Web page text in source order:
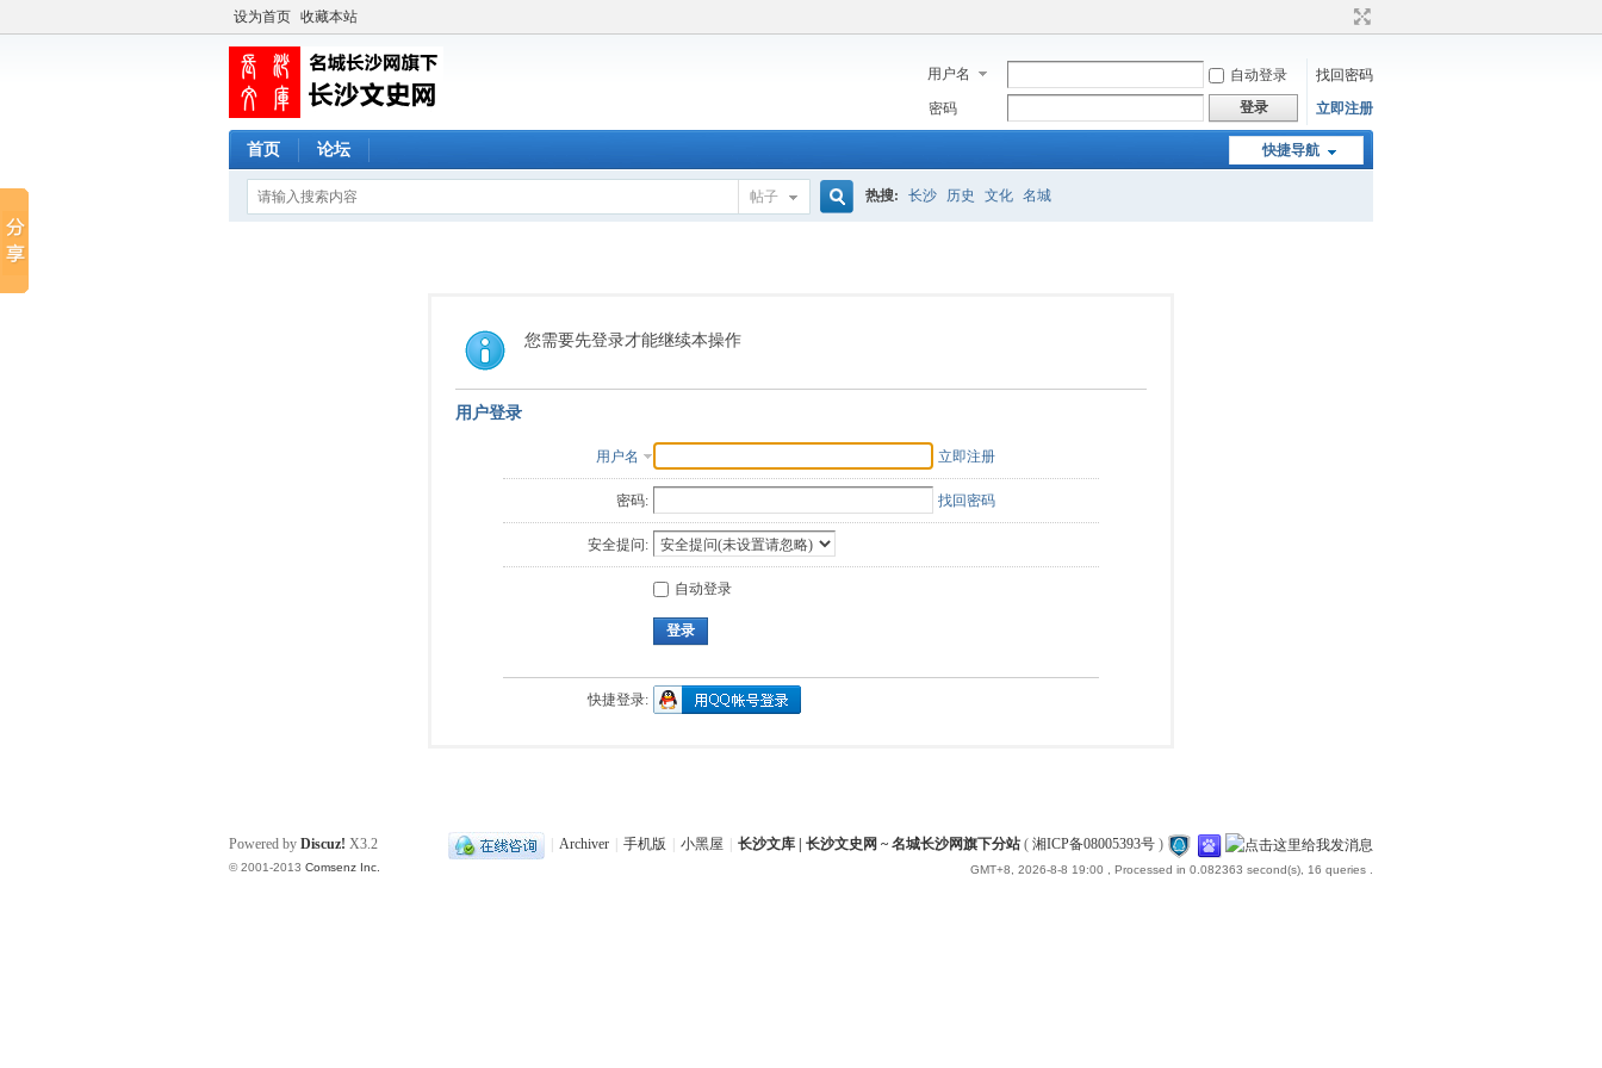
设为首页 收藏本站
用户名 自动登录
找回密码
密码
登录 立即注册
快捷导航
首页 论坛
帖子 热搜: 长沙 历史 文化 名城
您需要先登录才能继续本操作
用户登录
用户名 立即注册
密码: 找回密码
安全提问:
自动登录
登录
快捷登录:
Archiver 手机版 小黑屋 长沙文库 | 长沙文史网 ~ 名城长沙网旗下分站 ( 湘ICP备08005393号 )
GMT+8, 2026-8-8 19:00 , Processed in 0.082363 second(s), 16 queries .
Powered by Discuz! X3.2
© 2001-2013 Comsenz Inc.